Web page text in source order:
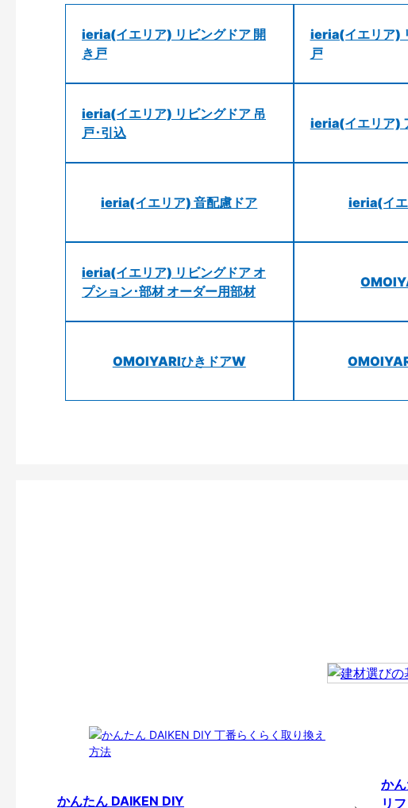
ieria(イエリア) リビングドア 開
き戸
ieria(イエリア)
戸
ieria(イエリア) リビングドア 吊
戸･引込
ieria(イエリア)
ieria(イエリア) 音配慮ドア ieria(イ
ieria(イエリア) リビングドア オ
プション･部材 オーダー用部材
OMOIYARIひきドアW
かんたん DAIKEN DIY
か
リ